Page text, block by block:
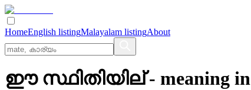
HomeEnglish listingMalayalam listingAbout
ഈ സ്ഥിതിയില്- meaning in